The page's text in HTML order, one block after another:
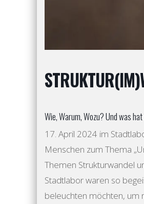
Wie, Warum, Wozu? Und was
17. April 2024 im
Menschen zum Thema
Themen Strukturwandel
Stadtlabor waren so
beleuchten möchten, um